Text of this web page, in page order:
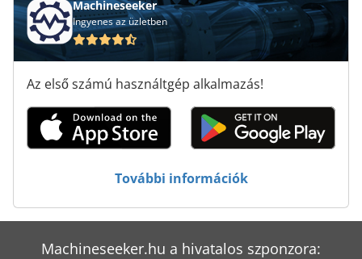
Machineseeker
Ingyenes az üzletben
Az első számú használtgép alkalmazás!
További információk
Machineseeker.hu a hivatalos szponzora: